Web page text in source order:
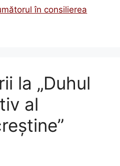
în consilierea
la „Duhul
al